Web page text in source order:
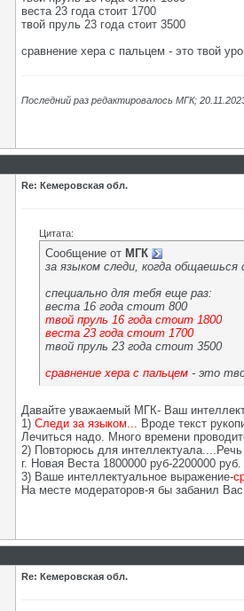
веста 23 года стоит 1700
твой пруль 23 года стоит 3500
сравнение хера с пальцем - это твой
Последний раз редактировалось МГК;
Re: Кемеровская обл.
Цитата:
Сообщение от МГК
за языком следи, когда
специально для тебя еще раз:
веста 16 года стоит 800
твой пруль 16 года стоит 1800
веста 23 года стоит 1700
твой пруль 23 года стоит 3500
сравнение хера с пальцем - это
Давайте уважаемый МГК- Ваш
1) Следи за языком... Вроде текст
Лечиться надо. Много времени
2) Повторюсь для
г. Новая Веста 1800000 руб-2200000
3) Ваше интеллектуальное выражение-
На месте модераторов-я бы забанил
Re: Кемеровская обл.